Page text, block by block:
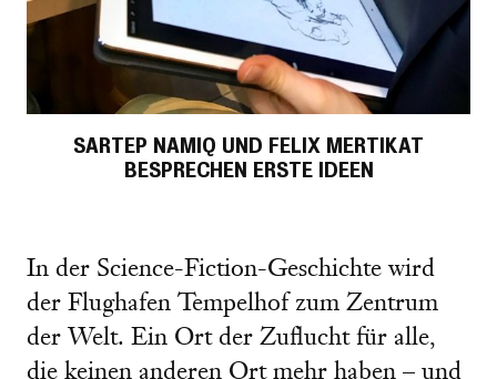
SARTEP NAMIQ UND FELIX MERTIKAT
BESPRECHEN ERSTE IDEEN
In der Science-Fiction-Geschichte wird
der Flughafen Tempelhof zum Zentrum
der Welt. Ein Ort der Zuflucht für alle,
die keinen anderen Ort mehr haben – und